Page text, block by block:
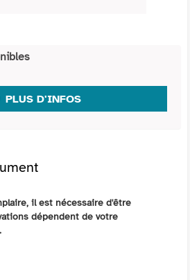
PLUS D'INFOS
il est nécessaire d'être
dépendent de votre